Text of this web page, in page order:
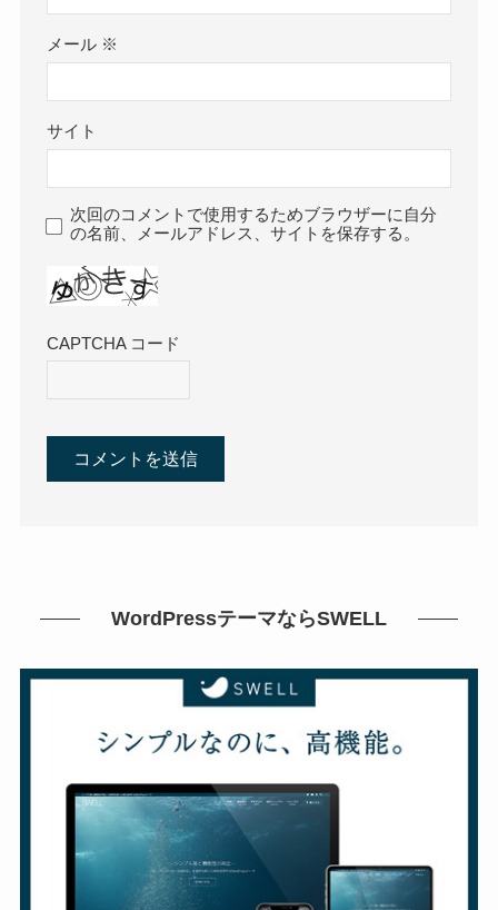
メール ※
サイト
次回のコメントで使用するためブラウザーに自分
の名前、メールアドレス、サイトを保存する。
CAPTCHA コード
WordPressテーマならSWELL